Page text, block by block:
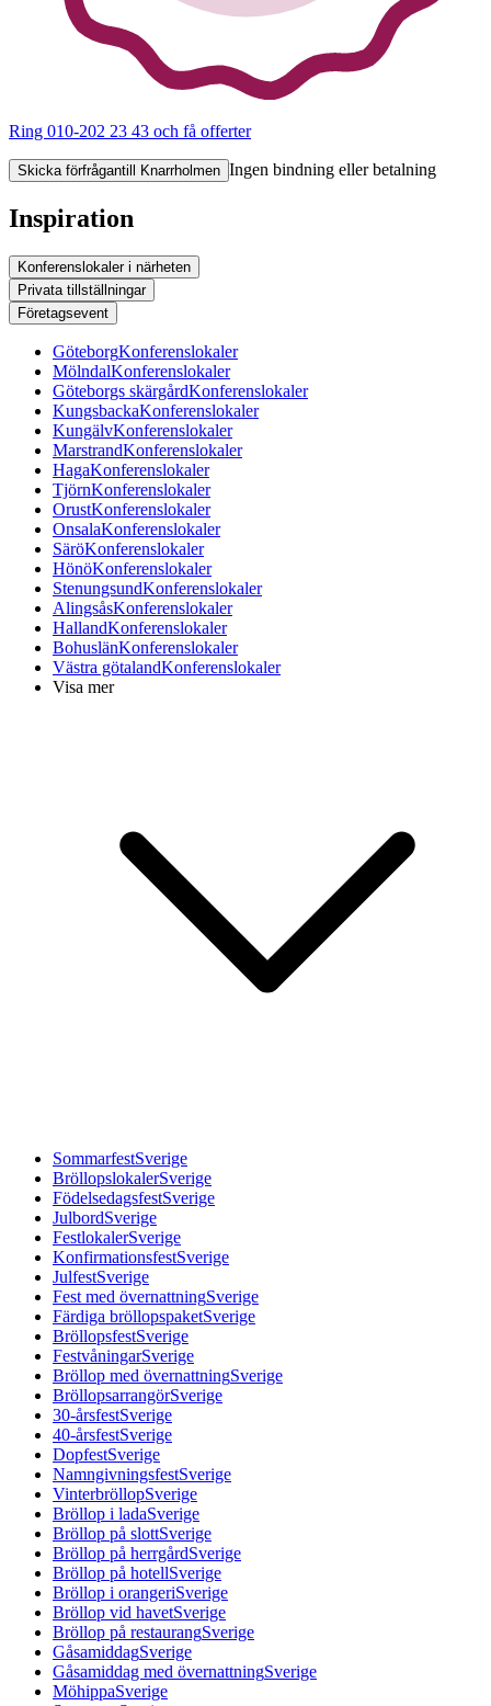
Ring 010-202 23 43 och få offerter
Skicka förfrågantill Knarrholmen Ingen bindning eller betalning
Inspiration
Konferenslokaler i närheten
Privata tillställningar
Företagsevent
GöteborgKonferenslokaler
MölndalKonferenslokaler
Göteborgs skärgårdKonferenslokaler
KungsbackaKonferenslokaler
KungälvKonferenslokaler
MarstrandKonferenslokaler
HagaKonferenslokaler
TjörnKonferenslokaler
OrustKonferenslokaler
OnsalaKonferenslokaler
SäröKonferenslokaler
HönöKonferenslokaler
StenungsundKonferenslokaler
AlingsåsKonferenslokaler
HallandKonferenslokaler
BohuslänKonferenslokaler
Västra götalandKonferenslokaler
Visa mer
SommarfestSverige
BröllopslokalerSverige
FödelsedagsfestSverige
JulbordSverige
FestlokalerSverige
KonfirmationsfestSverige
JulfestSverige
Fest med övernattningSverige
Färdiga bröllopspaketSverige
BröllopsfestSverige
FestvåningarSverige
Bröllop med övernattningSverige
BröllopsarrangörSverige
30-årsfestSverige
40-årsfestSverige
DopfestSverige
NamngivningsfestSverige
VinterbröllopSverige
Bröllop i ladaSverige
Bröllop på slottSverige
Bröllop på herrgårdSverige
Bröllop på hotellSverige
Bröllop i orangeriSverige
Bröllop vid havetSverige
Bröllop på restaurangSverige
GåsamiddagSverige
Gåsamiddag med övernattningSverige
MöhippaSverige